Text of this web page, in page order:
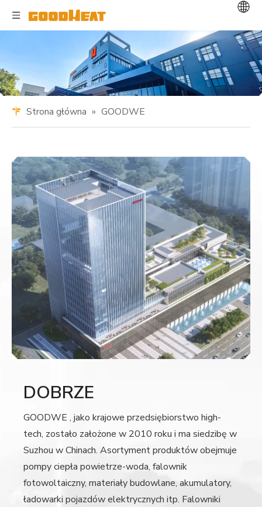
Strona główna » GOODWE
DOBRZE
GOODWE , jako krajowe przedsiębiorstwo high-
tech, zostało założone w 2010 roku i ma siedzibę w
Suzhou w Chinach. Asortyment produktów obejmuje
pompy ciepła powietrze-woda, falownik
fotowoltaiczny, materiały budowlane, akumulatory,
ładowarki pojazdów elektrycznych itp. Falowniki